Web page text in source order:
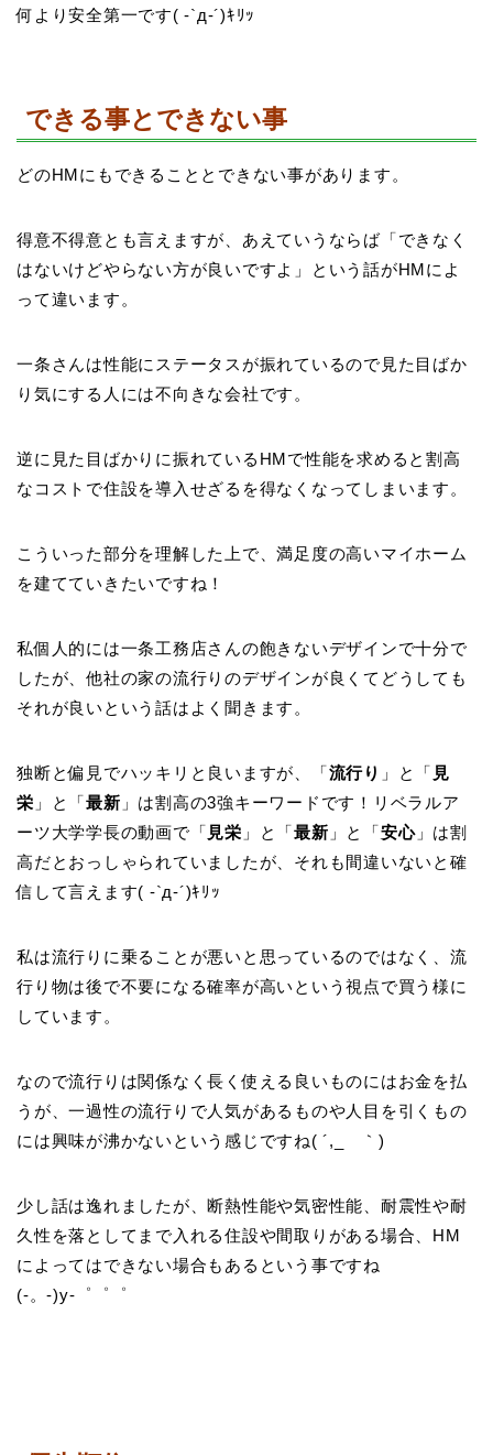
何より安全第一です( -`д-´)ｷﾘｯ
できる事とできない事
どのHMにもできることとできない事があります。
得意不得意とも言えますが、あえていうならば「できなく
はないけどやらない方が良いですよ」という話がHMによ
って違います。
一条さんは性能にステータスが振れているので見た目ばか
り気にする人には不向きな会社です。
逆に見た目ばかりに振れているHMで性能を求めると割高
なコストで住設を導入せざるを得なくなってしまいます。
こういった部分を理解した上で、満足度の高いマイホーム
を建てていきたいですね！
私個人的には一条工務店さんの飽きないデザインで十分で
したが、他社の家の流行りのデザインが良くてどうしても
それが良いという話はよく聞きます。
独断と偏見でハッキリと良いますが、「流行り 」と「 見
栄 」と「最新 」は割高の3強キーワードです！リベラルア
ーツ大学学長の動画で「見栄 」と「最新 」と「安心」は割
高だとおっしゃられていましたが、それも間違いないと確
信して言えます( -`д-´)ｷﾘｯ
私は流行りに乗ることが悪いと思っているのではなく、流
行り物は後で不要になる確率が高いという視点で買う様に
しています。
なので流行りは関係なく長く使える良いものにはお金を払
うが、一過性の流行りで人気があるものや人目を引くもの
には興味が沸かないという感じですね( ´,_ゝ｀)
少し話は逸れましたが、断熱性能や気密性能、耐震性や耐
久性を落としてまで入れる住設や間取りがある場合、HM
によってはできない場合もあるという事ですね
(-。-)y-゜゜゜